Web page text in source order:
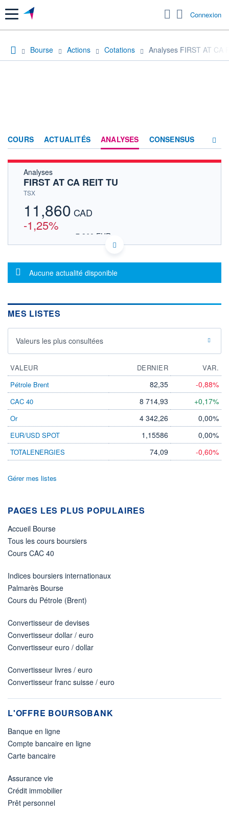
Menu Connexion
Bourse Actions Cotations Analyses FIRST AT CA
COURS ACTUALITÉS ANALYSES CONSENSUS
Analyses
FIRST AT CA REIT TU
TSX
11,860 CAD
-1,25%
7,360 EUR
DONNÉES TEMPS DIFFÉRÉ
Politique d'exécution
Cotation sur les autres places
0,000
0,000 0,000
VOLUME
0 0,00%
VALORISATION DERNIER ÉCHANGE
26.07.13 / 21:33:26
LIMITE À LA
0,000
LIMITE À LA
ESTIMÉ 2026
-
PER ESTIMÉ
2026
DERNIER
DIVIDENDE DERNIER
Non éligible
Boursobank
Message d'information
Aucune actualité disponible
MES LISTES
Valeurs les plus consultées
VALEUR DERNIER
VAR.
Pétrole Brent
82,35 -0,88%
CAC 40 8 714,93 +0,17%
Or 4 342,26 0,00%
EUR/USD SPOT 1,15586 0,00%
TOTALENERGIES 74,09 -0,60%
Gérer mes listes
PAGES LES PLUS POPULAIRES
Accueil Bourse
Tous les cours boursiers
Cours CAC 40
Indices boursiers internationaux
Palmarès Bourse
Cours du Pétrole (Brent)
Convertisseur de devises
Convertisseur dollar / euro
Convertisseur euro / dollar
Convertisseur livres / euro
Convertisseur franc suisse / euro
L'OFFRE BOURSOBANK
Banque en ligne
Compte bancaire en ligne
Carte bancaire
Assurance vie
Crédit immobilier
Prêt personnel